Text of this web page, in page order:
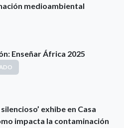
medioambiental
Enseñar África 2025
silencioso’ exhibe en Casa
impacta la contaminación